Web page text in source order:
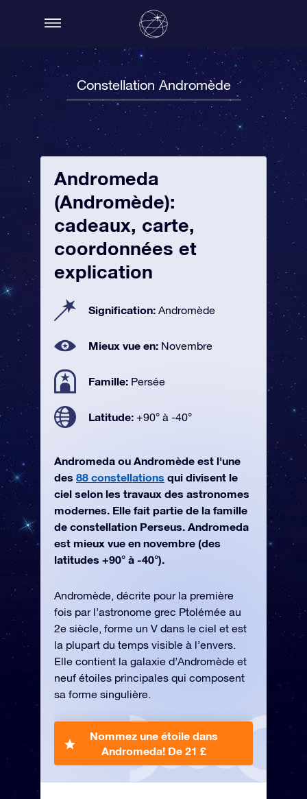
Constellation Andromède
Andromeda
(Andromède):
cadeaux, carte,
coordonnées et
explication
Signification: Andromède
Mieux vue en: Novembre
Famille: Persée
Latitude: +90° à -40°
Andromeda ou Andromède est l'une
des 88 constellations qui divisent le
ciel selon les travaux des astronomes
modernes. Elle fait partie de la famille
de constellation Perseus. Andromeda
est mieux vue en novembre (des
latitudes +90° à -40°).
Andromède, décrite pour la première
fois par l’astronome grec Ptolémée au
2e siècle, forme un V dans le ciel et est
la plupart du temps visible à l’envers.
Elle contient la galaxie d’Andromède et
neuf étoiles principales qui composent
sa forme singulière.
Nommez une étoile dans
Andromeda! De 21 £